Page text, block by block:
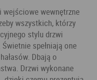
wejściowe wewnętrzne
wszystkich, którzy
stylu drzwi
spełniają one
Dbają o
Drzwi wykonane